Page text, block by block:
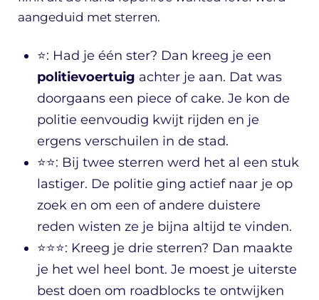
aangeduid met sterren.
⭐: Had je één ster? Dan kreeg je een
politievoertuig achter je aan. Dat was
doorgaans een piece of cake. Je kon de
politie eenvoudig kwijt rijden en je
ergens verschuilen in de stad.
⭐⭐: Bij twee sterren werd het al een stuk
lastiger. De politie ging actief naar je op
zoek en om een of andere duistere
reden wisten ze je bijna altijd te vinden.
⭐⭐⭐: Kreeg je drie sterren? Dan maakte
je het wel heel bont. Je moest je uiterste
best doen om roadblocks te ontwijken